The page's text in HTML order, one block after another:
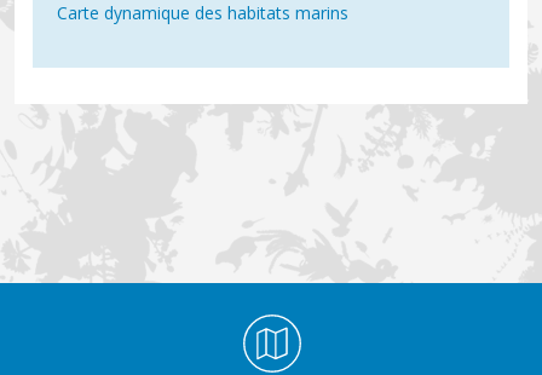
Carte dynamique des habitats marins